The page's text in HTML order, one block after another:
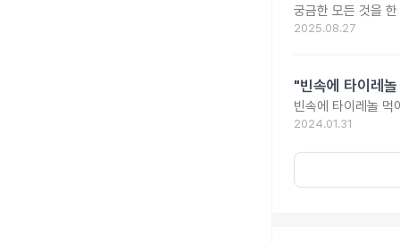
궁금한 모든 것을
2025.08.27
"빈속에 타이레
빈속에 타이레놀 먹
2024.01.31